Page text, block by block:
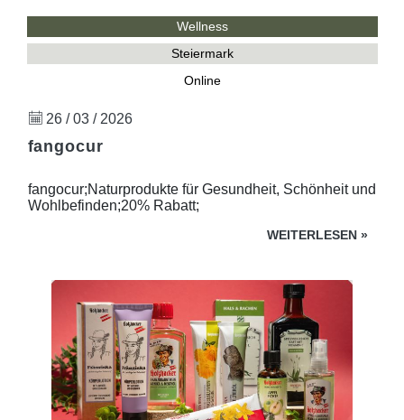
Wellness
Steiermark
Online
26 / 03 / 2026
fangocur
fangocur;Naturprodukte für Gesundheit, Schönheit und
Wohlbefinden;20% Rabatt;
WEITERLESEN »